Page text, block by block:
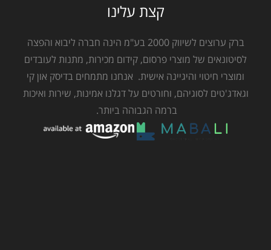
קצת עלינו
ברק ערוצים לשיווק 2000 בע"מ הינה חברה ליבוא והפצה
לסיטונאים של מוצרי פרסום, קידום מכירות, מתנות לעובדים
ומוצרי חיטוי והיגיינה אישית. אנחנו מתמחים בדיסק און קי
וגאדג'טים לסוגיהם, וחורטים על דגלנו אמינות, שירות ואיכות
ברמה הגבוהה ביותר.